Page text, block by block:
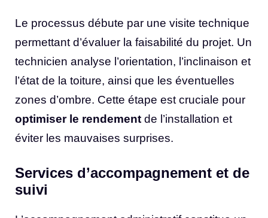
Le processus débute par une visite technique
permettant d’évaluer la faisabilité du projet. Un
technicien analyse l’orientation, l’inclinaison et
l’état de la toiture, ainsi que les éventuelles
zones d’ombre. Cette étape est cruciale pour
optimiser le rendement de l’installation et
éviter les mauvaises surprises.
Services d’accompagnement et de
suivi